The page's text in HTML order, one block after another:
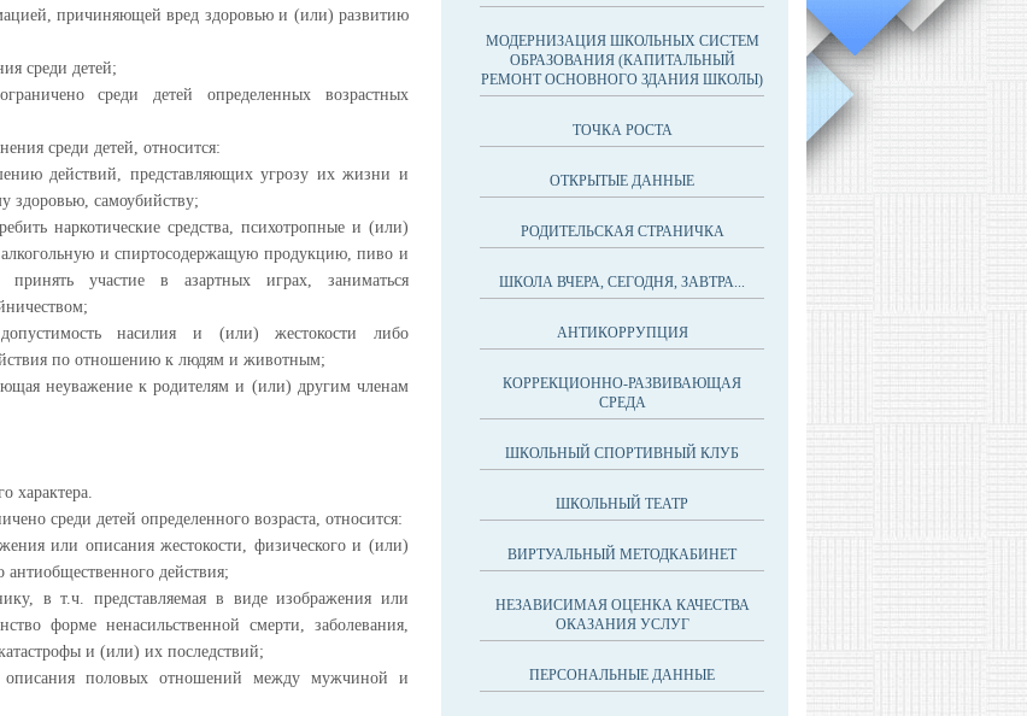
причиняющей вред здоровью и (или) развитию
среди детей;
среди детей определенных возрастных
среди детей, относится:
действий, представляющих угрозу их жизни и
здоровью, самоубийству;
наркотические средства, психотропные и (или)
и спиртосодержащую продукцию, пиво и
участие в азартных играх, заниматься
насилия и (или) жестокости либо
по отношению к людям и животным;
неуважение к родителям и (или) другим членам
характера.
среди детей определенного возраста, относится:
или описания жестокости, физического и (или)
действия;
в т.ч. представляемая в виде изображения или
форме ненасильственной смерти, заболевания,
и (или) их последствий;
описания половых отношений между мужчиной и
МОДЕРНИЗАЦИЯ ШКОЛЬНЫХ СИСТЕМ
ОБРАЗОВАНИЯ (КАПИТАЛЬНЫЙ
РЕМОНТ ОСНОВНОГО ЗДАНИЯ ШКОЛЫ)
ТОЧКА РОСТА
ОТКРЫТЫЕ ДАННЫЕ
РОДИТЕЛЬСКАЯ СТРАНИЧКА
ШКОЛА ВЧЕРА, СЕГОДНЯ, ЗАВТРА...
АНТИКОРРУПЦИЯ
КОРРЕКЦИОННО-РАЗВИВАЮЩАЯ
СРЕДА
ШКОЛЬНЫЙ СПОРТИВНЫЙ КЛУБ
ШКОЛЬНЫЙ ТЕАТР
ВИРТУАЛЬНЫЙ МЕТОДКАБИНЕТ
НЕЗАВИСИМАЯ ОЦЕНКА КАЧЕСТВА
ОКАЗАНИЯ УСЛУГ
ПЕРСОНАЛЬНЫЕ ДАННЫЕ